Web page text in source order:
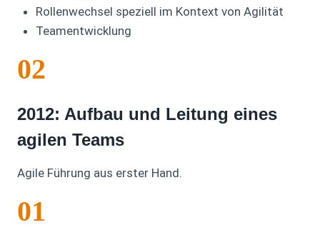
Rollenwechsel speziell im Kontext von Agilität
Teamentwicklung
02
2012: Aufbau und Leitung eines
agilen Teams
Agile Führung aus erster Hand.
01